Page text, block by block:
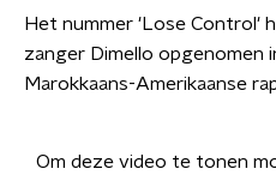
Het nummer 'Lose Control'
zanger Dimello opgenomen
Marokkaans-Amerikaanse
Om deze video te tonen